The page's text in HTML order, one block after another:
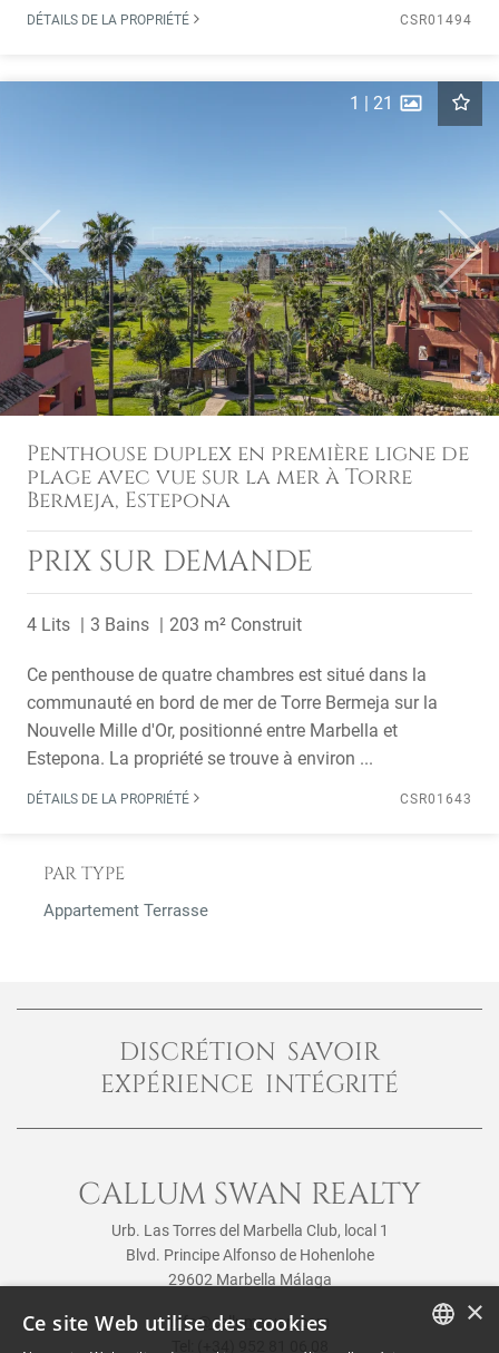
DÉTAILS DE LA PROPRIÉTÉ CSR01494
Previous Next
1 | 21
Penthouse duplex en première ligne de
plage avec vue sur la mer à Torre
Bermeja, Estepona
PRIX SUR DEMANDE
4 Lits 3 Bains 203 m² Construit
Ce penthouse de quatre chambres est situé dans la
communauté en bord de mer de Torre Bermeja sur la
Nouvelle Mille d'Or, positionné entre Marbella et
Estepona. La propriété se trouve à environ ...
DÉTAILS DE LA PROPRIÉTÉ CSR01643
PAR TYPE
Appartement Terrasse
DISCRÉTION SAVOIR
EXPÉRIENCE INTÉGRITÉ
CALLUM SWAN REALTY
Urb. Las Torres del Marbella Club, local 1
Blvd. Principe Alfonso de Hohenlohe
29602 Marbella Málaga
info@callumswan.com
×
Ce site Web utilise des cookies